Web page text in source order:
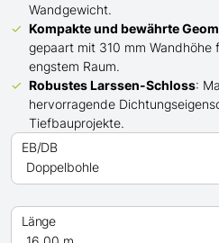
Wandgewicht.
Kompakte und bewährte
gepaart mit 310 mm
engstem Raum.
Robustes Larssen-Schloss:
hervorragende
Tiefbauprojekte.
EB/DB
Länge